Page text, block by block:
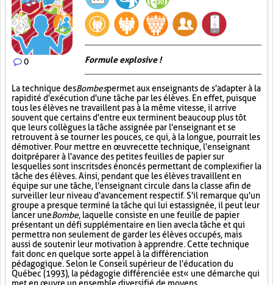
0 Formule explosive !
La technique desBombespermet aux enseignants de s'adapter à la
rapidité d'exécution d'une tâche par les élèves. En effet, puisque
tous les élèves ne travaillent pas à la même vitesse, il arrive
souvent que certains d'entre eux terminent beaucoup plus tôt
que leurs collègues la tâche assignée par l'enseignant et se
retrouvent à se tourner les pouces, ce qui, à la longue, pourrait les
démotiver. Pour mettre en œuvre cette technique, l'enseignant
doit préparer à l'avance des petites feuilles de papier sur
lesquelles sont inscrits des énoncés permettant de complexifier la
tâche des élèves. Ainsi, pendant que les élèves travaillent en
équipe sur une tâche, l'enseignant circule dans la classe afin de
surveiller leur niveau d'avancement respectif. S'il remarque qu'un
groupe a presque terminé la tâche qui lui est assignée, il peut leur
lancer uneBombe, laquelle consiste en une feuille de papier
présentant un défi supplémentaire en lien avec la tâche et qui
permettra non seulement de garder les élèves occupés, mais
aussi de soutenir leur motivation à apprendre. Cette technique
fait donc en quelque sorte appel à la différenciation
pédagogique. Selon le Conseil supérieur de l'éducation du
Québec (1993), la pédagogie différenciée est « une démarche qui